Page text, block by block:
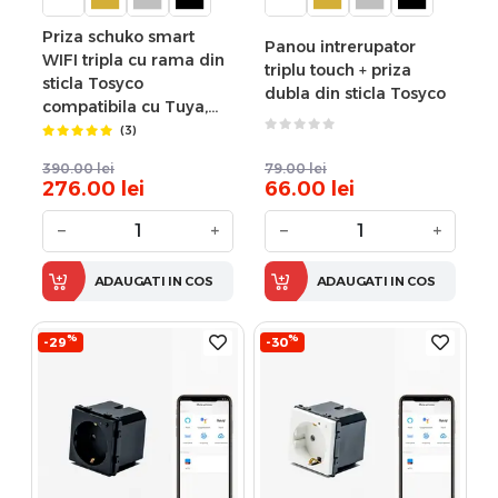
Priza schuko smart
WIFI tripla cu rama din
sticla Tosyco
compatibila cu Tuya,
Google Home, Amazon
(3)
390.00 lei
276.00 lei
− +
ADAUGATI IN COS
Panou intrerupator
triplu touch + priza
dubla din sticla Tosyco
79.00 lei
66.00 lei
− +
ADAUGATI IN COS
-29% -30%